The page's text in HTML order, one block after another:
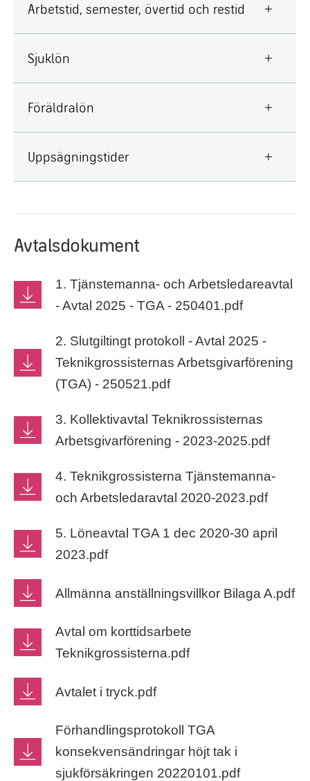
Arbetstid, semester, övertid och restid
Sjuklön
Föräldralön
Uppsägningstider
Avtalsdokument
1. Tjänstemanna- och Arbetsledareavtal
- Avtal 2025 - TGA - 250401.pdf
2. Slutgiltingt protokoll - Avtal 2025 -
Teknikgrossisternas Arbetsgivarförening
(TGA) - 250521.pdf
3. Kollektivavtal Teknikrossisternas
Arbetsgivarförening - 2023-2025.pdf
4. Teknikgrossisterna Tjänstemanna-
och Arbetsledaravtal 2020-2023.pdf
5. Löneavtal TGA 1 dec 2020-30 april
2023.pdf
Allmänna anställningsvillkor Bilaga A.pdf
Avtal om korttidsarbete
Teknikgrossisterna.pdf
Avtalet i tryck.pdf
Förhandlingsprotokoll TGA
konsekvensändringar höjt tak i
sjukförsäkringen 20220101.pdf